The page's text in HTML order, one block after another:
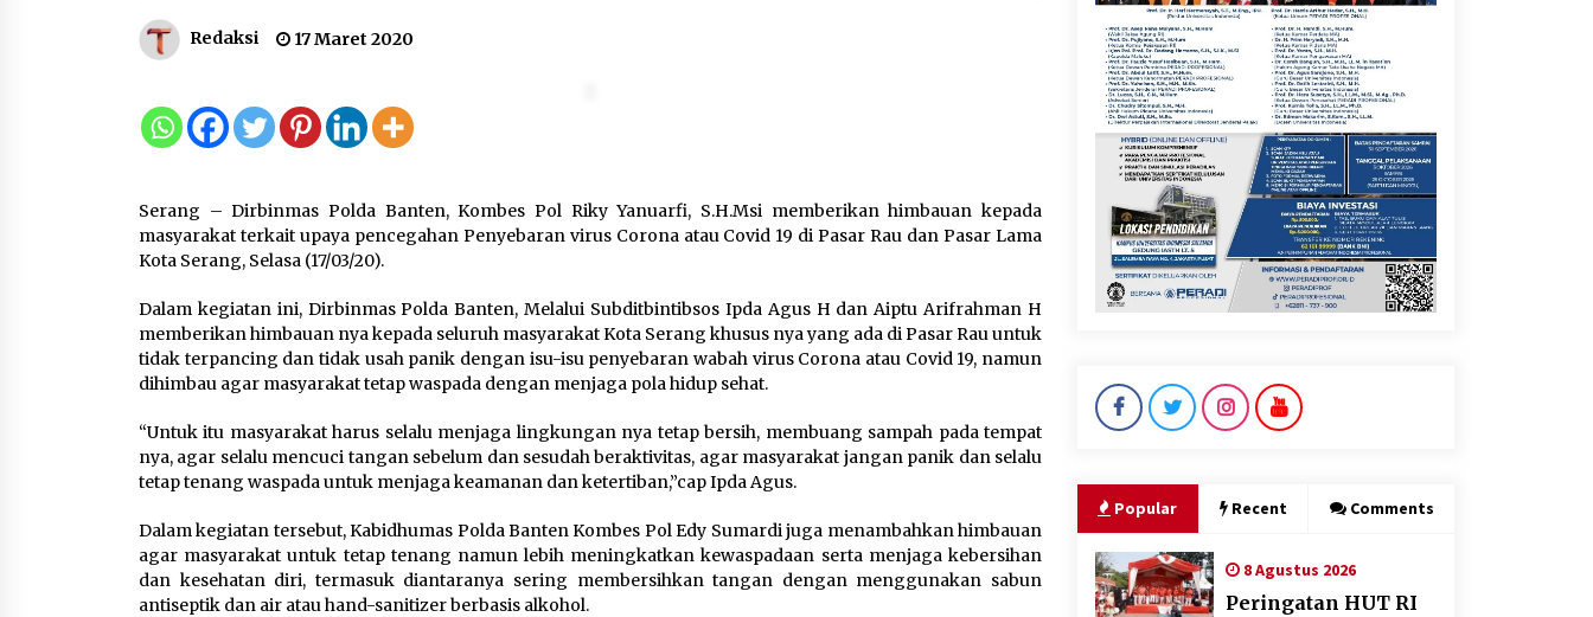
Kemenkum Malut
dan Jasa pada BUMD Halteng
7 Agustus 2026
Kemnaker Siapkan Regulasi
Ketenagakerjaan yang
Selaras dengan Tantangan
Dunia Kerja Modern
7 Agustus 2026
RSUD Tigaraksa, Semarakkan
HUT RI dengan Nuansa
Kebersamaan
7 Agustus 2026
Bekas, Lapas Banjar Tanam
200 Pohon Cabai Dukung
7 Agustus 2026
Tagihan Air Tanpa
Pemakaian, Terungkap Ada
Transisi Panjang Pengelolaan
, Perumdam TKR Didesak
Transparan
Sarana PAUD Diperkuat,
Tangsel Dorong Angka
Partisipasi Sekolah Terus
Meningkat
7 Agustus 2026
KKM Universitas Bina Bangsa
Kelompok 83 Laksanakan
Pendampingan Pembuatan
Spanduk Sebagai Upaya
Memperkuat Pemasaran
UMKM di Desa Cempaka
6 Agustus 2026
Lapas Kelas I Tangerang
Gelar Cek Kesehatan Gratis
Redaksi 17 Maret 2020
Serang – Dirbinmas Polda Banten, Kombes Pol Riky Yanuarfi, S.H.Msi memberikan himbauan kepada
masyarakat terkait upaya pencegahan Penyebaran virus Corona atau Covid 19 di Pasar Rau dan Pasar Lama
Kota Serang, Selasa (17/03/20).
Dalam kegiatan ini, Dirbinmas Polda Banten, Melalui Subditbintibsos Ipda Agus H dan Aiptu Arifrahman H
memberikan himbauan nya kepada seluruh masyarakat Kota Serang khusus nya yang ada di Pasar Rau untuk
tidak terpancing dan tidak usah panik dengan isu-isu penyebaran wabah virus Corona atau Covid 19, namun
dihimbau agar masyarakat tetap waspada dengan menjaga pola hidup sehat.
“Untuk itu masyarakat harus selalu menjaga lingkungan nya tetap bersih, membuang sampah pada tempat
nya, agar selalu mencuci tangan sebelum dan sesudah beraktivitas, agar masyarakat jangan panik dan selalu
tetap tenang waspada untuk menjaga keamanan dan ketertiban,”cap Ipda Agus.
Dalam kegiatan tersebut, Kabidhumas Polda Banten Kombes Pol Edy Sumardi juga menambahkan himbauan
agar masyarakat untuk tetap tenang namun lebih meningkatkan kewaspadaan serta menjaga kebersihan
dan kesehatan diri, termasuk diantaranya sering membersihkan tangan dengan menggunakan sabun
antiseptik dan air atau hand-sanitizer berbasis alkohol.
Popular Recent Comments
8 Agustus 2026
Peringatan HUT RI